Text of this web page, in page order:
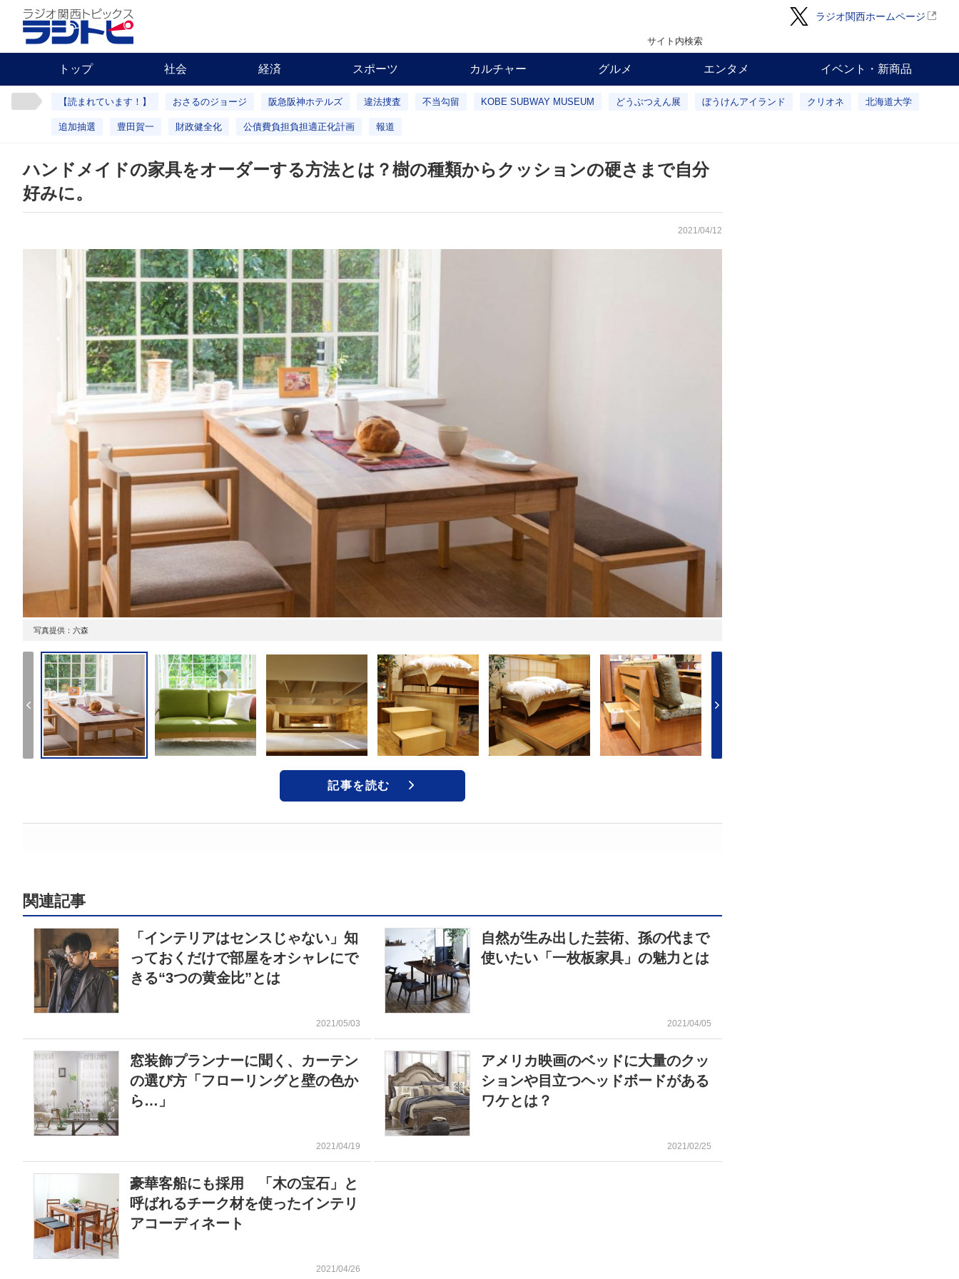
ラジオ関西ホームページ
サイト内検索
トップ 社会 経済 スポーツ カルチャー グルメ エンタメ イベント・新商品
【読まれています！】 おさるのジョージ 阪急阪神ホテルズ 違法捜査 不当勾留 KOBE SUBWAY MUSEUM どうぶつえん展 ぼうけんアイランド クリオネ 北海道大学
追加抽選 豊田賀一 財政健全化 公債費負担負担適正化計画 報道
ハンドメイドの家具をオーダーする方法とは？樹の種類からクッションの硬さまで自分
好みに。
2021/04/12
写真提供：六森
記事を読む
関連記事
「インテリアはセンスじゃない」知
っておくだけで部屋をオシャレにで
きる“3つの黄金比”とは
2021/05/03
自然が生み出した芸術、孫の代まで
使いたい「一枚板家具」の魅力とは
2021/04/05
窓装飾プランナーに聞く、カーテン
の選び方「フローリングと壁の色か
ら…」
2021/04/19
アメリカ映画のベッドに大量のクッ
ションや目立つヘッドボードがある
ワケとは？
2021/02/25
豪華客船にも採用 「木の宝石」と
呼ばれるチーク材を使ったインテリ
アコーディネート
2021/04/26